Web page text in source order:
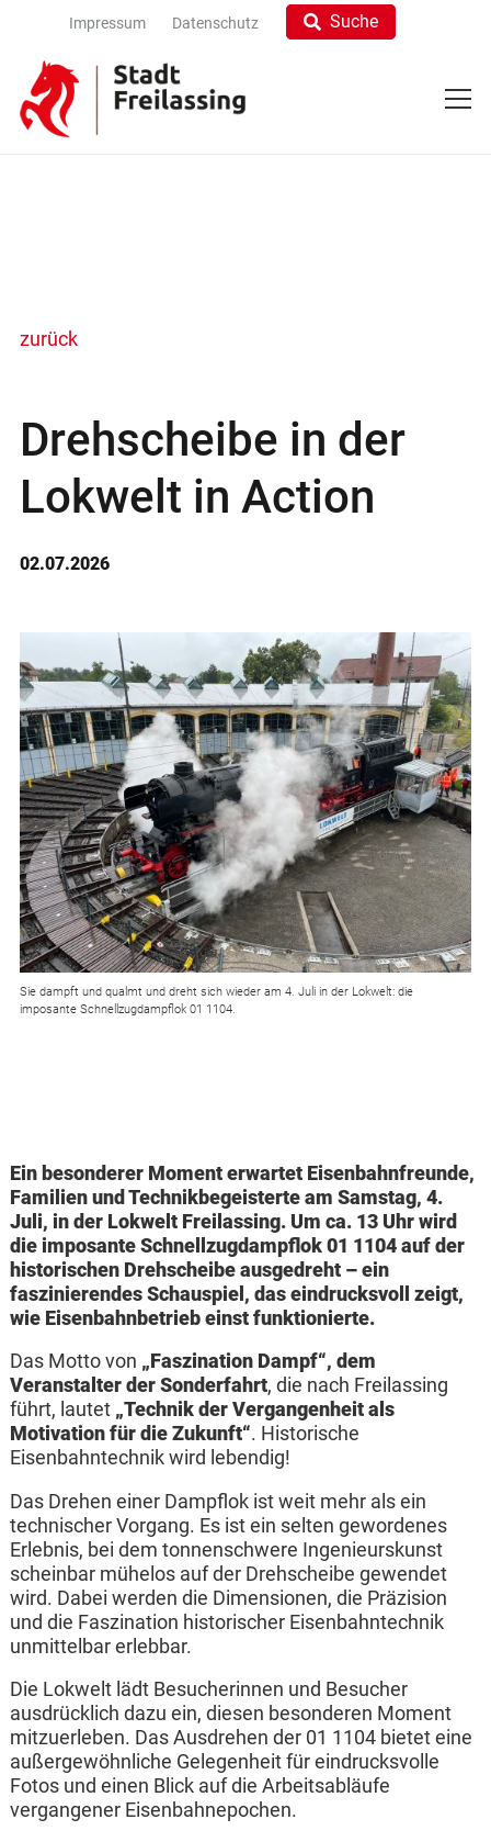
Impressum Datenschutz Suche
zurück
Drehscheibe in der
Lokwelt in Action
02.07.2026
Sie dampft und qualmt und dreht sich wieder am 4. Juli in der Lokwelt: die
imposante Schnellzugdampflok 01 1104.
Ein besonderer Moment erwartet Eisenbahnfreunde,
Familien und Technikbegeisterte am Samstag, 4.
Juli, in der Lokwelt Freilassing. Um ca. 13 Uhr wird
die imposante Schnellzugdampflok 01 1104 auf der
historischen Drehscheibe ausgedreht – ein
faszinierendes Schauspiel, das eindrucksvoll zeigt,
wie Eisenbahnbetrieb einst funktionierte.
Das Motto von „Faszination Dampf“, dem
Veranstalter der Sonderfahrt, die nach Freilassing
führt, lautet „Technik der Vergangenheit als
Motivation für die Zukunft“. Historische
Eisenbahntechnik wird lebendig!
Das Drehen einer Dampflok ist weit mehr als ein
technischer Vorgang. Es ist ein selten gewordenes
Erlebnis, bei dem tonnenschwere Ingenieurskunst
scheinbar mühelos auf der Drehscheibe gewendet
wird. Dabei werden die Dimensionen, die Präzision
und die Faszination historischer Eisenbahntechnik
unmittelbar erlebbar.
Die Lokwelt lädt Besucherinnen und Besucher
ausdrücklich dazu ein, diesen besonderen Moment
mitzuerleben. Das Ausdrehen der 01 1104 bietet eine
außergewöhnliche Gelegenheit für eindrucksvolle
Fotos und einen Blick auf die Arbeitsabläufe
vergangener Eisenbahnepochen.